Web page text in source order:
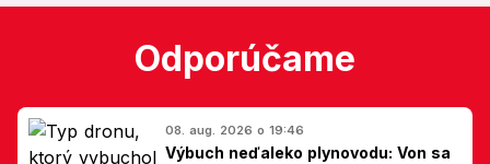
Odporúčame
08. aug. 2026 o 19:46
Výbuch neďaleko plynovodu: Von sa